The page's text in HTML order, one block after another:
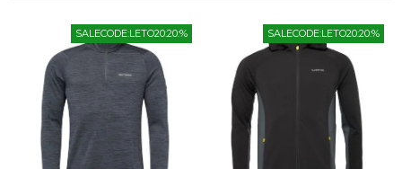
SALECODE:LETO20:20:% SALECODE:LETO20:20:%